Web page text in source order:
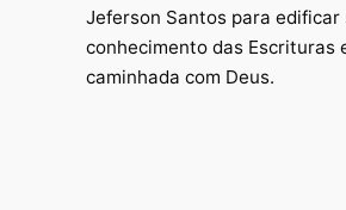
Jeferson Santos para edificar
conhecimento das Escrituras
caminhada com Deus.